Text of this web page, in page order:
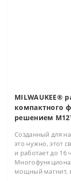
MILWAUKEE®
компактного
решением
Созданный для
это нужно, этот
и работает до 16
мощный магнит,